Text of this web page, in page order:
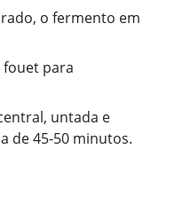
o fermento em
para
untada e
de 45-50 minutos.